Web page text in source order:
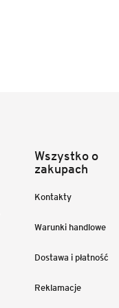
Wszystko o
zakupach
Kontakty
Warunki handlowe
Dostawa i płatność
Reklamacje